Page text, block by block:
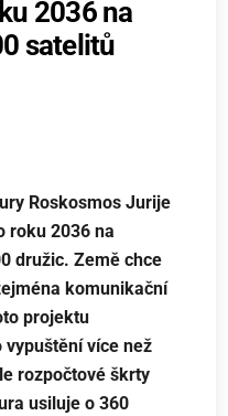
2036 na
satelitů
Roskosmos Jurije
roku 2036 na
družic. Země chce
komunikační
projektu
vypuštění více než
rozpočtové škrty
usiluje o 360